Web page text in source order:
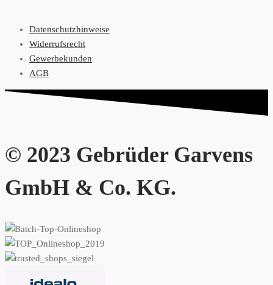
Datenschutzhinweise
Widerrufsrecht
Gewerbekunden
AGB
© 2023 Gebrüder Garvens
GmbH & Co. KG.